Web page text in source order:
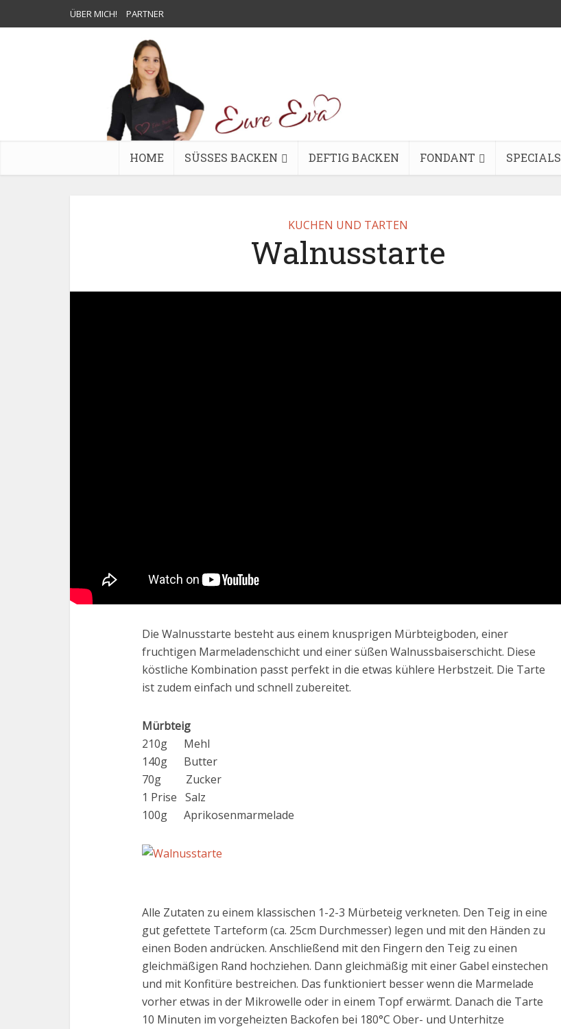
ÜBER MICH! PARTNER
HOME SÜSSES BACKEN DEFTIG BACKEN FONDANT SPECIALS
KUCHEN UND TARTEN
Walnusstarte
Die Walnusstarte besteht aus einem knusprigen Mürbteigboden, einer
fruchtigen Marmeladenschicht und einer süßen Walnussbaiserschicht. Diese
köstliche Kombination passt perfekt in die etwas kühlere Herbstzeit. Die Tarte
ist zudem einfach und schnell zubereitet.
Mürbteig
210g Mehl
140g Butter
70g Zucker
1 Prise Salz
100g Aprikosenmarmelade
Alle Zutaten zu einem klassischen 1-2-3 Mürbeteig verkneten. Den Teig in eine
gut gefettete Tarteform (ca. 25cm Durchmesser) legen und mit den Händen zu
einen Boden andrücken. Anschließend mit den Fingern den Teig zu einen
gleichmäßigen Rand hochziehen. Dann gleichmäßig mit einer Gabel einstechen
und mit Konfitüre bestreichen. Das funktioniert besser wenn die Marmelade
vorher etwas in der Mikrowelle oder in einem Topf erwärmt. Danach die Tarte
10 Minuten im vorgeheizten Backofen bei 180°C Ober- und Unterhitze